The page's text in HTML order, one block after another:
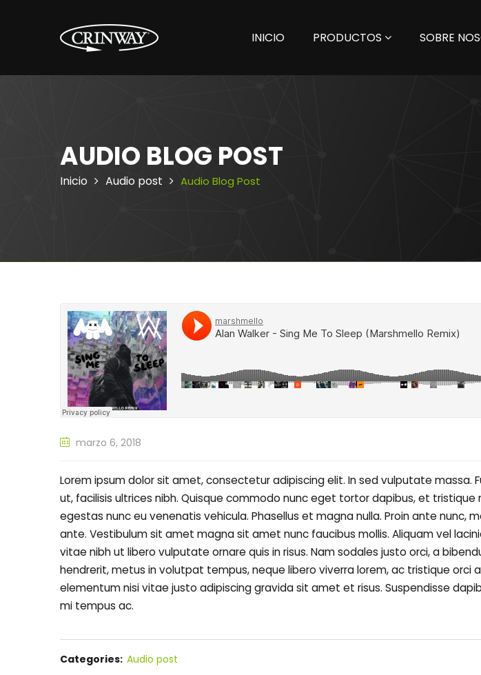
INICIO PRODUCTOS SOBRE
AUDIO BLOG POST
Inicio Audio post Audio Blog Post
marzo 6, 2018
Lorem ipsum dolor sit amet, consectetur adipiscing elit. In sed vulputate massa.
ut, facilisis ultrices nibh. Quisque commodo nunc eget tortor dapibus, et tristique
egestas nunc eu venenatis vehicula. Phasellus et magna nulla. Proin ante nunc,
ante. Vestibulum sit amet magna sit amet nunc faucibus mollis. Aliquam vel
vitae nibh ut libero vulputate ornare quis in risus. Nam sodales justo orci, a
hendrerit, metus in volutpat tempus, neque libero viverra lorem, ac tristique orci
elementum nisi vitae justo adipiscing gravida sit amet et risus. Suspendisse
mi tempus ac.
Categories: Audio post